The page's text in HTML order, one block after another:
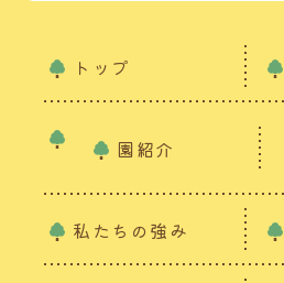
トップ
園紹介
私たちの強み